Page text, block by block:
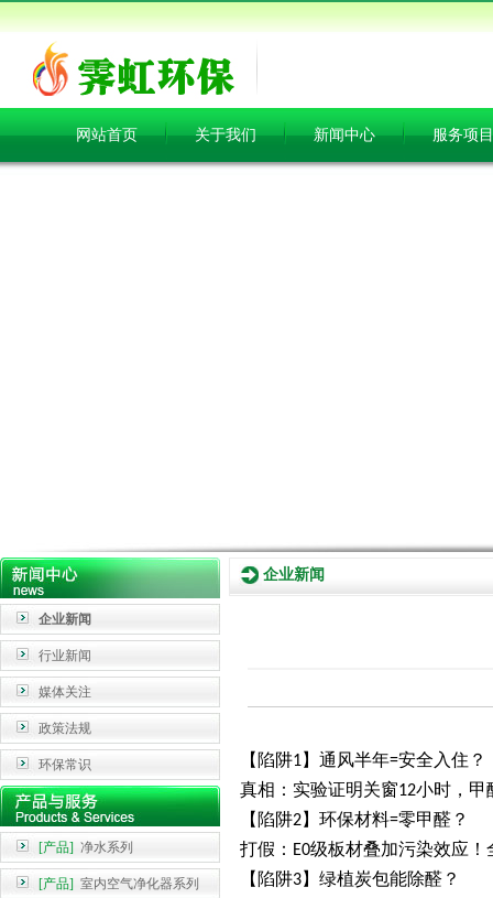
网站首页 关于我们 新闻中心 服务项目
企业新闻
行业新闻
媒体关注
政策法规
环保常识
[产品] 净水系列
[产品] 室内空气净化器系列
企业新闻
【陷阱1 】通风半年=安全入住？
真相：实验证明关窗12小时，甲
【陷阱2】环保材料=零甲醛？
打假： E0级板材叠加污染效应！
【陷阱3】绿植炭包能除醛？